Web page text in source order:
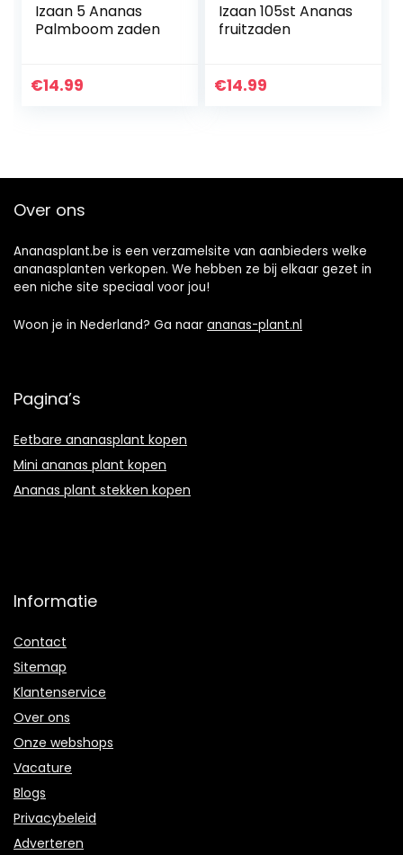
Izaan 5 Ananas
Palmboom zaden
€14.99
Izaan 105st Ananas
fruitzaden
€14.99
Over ons
Ananasplant.be is een verzamelsite van aanbieders welke
ananasplanten verkopen. We hebben ze bij elkaar gezet in
een niche site speciaal voor jou!
Woon je in Nederland? Ga naar ananas-plant.nl
Pagina’s
Eetbare ananasplant kopen
Mini ananas plant kopen
Ananas plant stekken kopen
Informatie
Contact
Sitemap
Klantenservice
Over ons
Onze webshops
Vacature
Blogs
Privacybeleid
Adverteren